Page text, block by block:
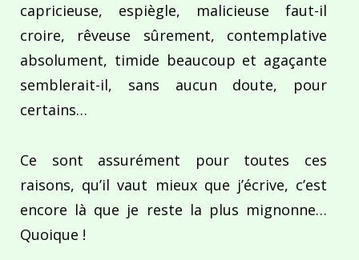
capricieuse, espiègle, malicieuse faut-il
croire, rêveuse sûrement, contemplative
absolument, timide beaucoup et agaçante
semblerait-il, sans aucun doute, pour
certains…
Ce sont assurément pour toutes ces
raisons, qu’il vaut mieux que j’écrive, c’est
encore là que je reste la plus mignonne…
Quoique !